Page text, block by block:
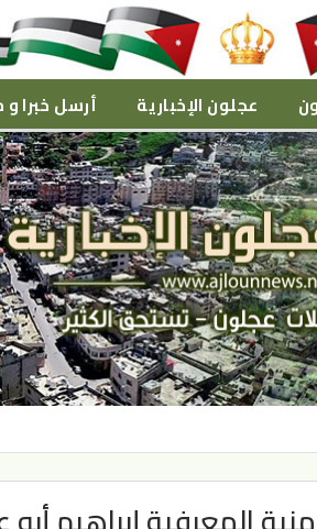
عجلون الإخبارية أرسل خبرا و